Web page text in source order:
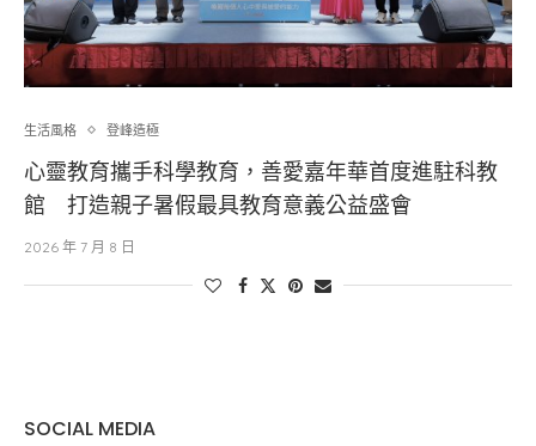
生活風格 登峰造極
心靈教育攜手科學教育，善愛嘉年華首度進駐科教
館 打造親子暑假最具教育意義公益盛會
2026 年 7 月 8 日
SOCIAL MEDIA